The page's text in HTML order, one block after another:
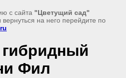
с сайта "Цветущий сад"
вернуться на него перейдите по
Фил